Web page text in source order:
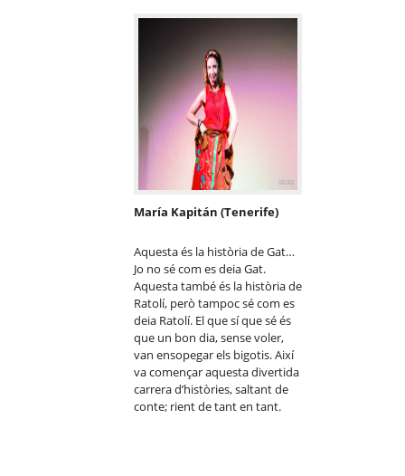
María Kapitán (Tenerife)
Aquesta és la història de Gat…
Jo no sé com es deia Gat.
Aquesta també és la història de
Ratolí, però tampoc sé com es
deia Ratolí. El que sí que sé és
que un bon dia, sense voler,
van ensopegar els bigotis. Així
va començar aquesta divertida
carrera d’històries, saltant de
conte; rient de tant en tant.